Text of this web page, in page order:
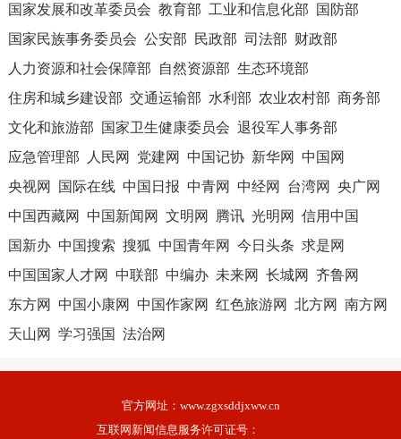
国家发展和改革委员会 教育部 工业和信息化部
国防部
国家民族事务委员会 公安部 民政部 司法部 财政部
人力资源和社会保障部
自然资源部 生态环境部
住房和城乡建设部 交通运输部 水利部 农业农村部 商务部
文化和旅游部
国家卫生健康委员会 退役军人事务部
应急管理部
人民网 党建网 中国记协 新华网
中国网
央视网
国际在线 中国日报 中青网 中经网 台湾网
央广网
中国西藏网
中国新闻网 文明网 腾讯 光明网
信用中国
国新办 中国搜索 搜狐 中国青年网 今日头条 求是网
中国国家人才网
中联部 中编办 未来网 长城网
齐鲁网
东方网
中国小康网 中国作家网 红色旅游网 北方网
南方网
天山网
学习强国 法治网
官方网址： www.zgxsddjxww.cn
互联网新闻信息服务许可证号：